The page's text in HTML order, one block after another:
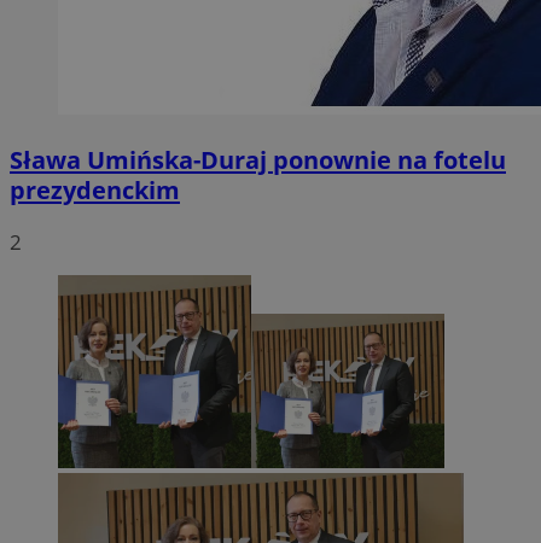
Sława Umińska-Duraj ponownie na fotelu
prezydenckim
2